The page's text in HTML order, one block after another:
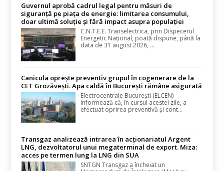
Guvernul aprobă cadrul legal pentru măsuri de
siguranță pe piața de energie: limitarea consumului,
doar ultimă soluție și fără impact asupra populației
C.N.T.E.E. Transelectrica, prin Dispecerul
Energetic Național, poată dispune, până la
data de 31 august 2026, ...
Canicula oprește preventiv grupul în cogenerare de la
CET Grozăvești. Apa caldă în București rămâne asigurată
Electrocentrale București (ELCEN)
informează că, în cursul acestei zile, a
efectuat oprirea preventivă și cont...
Transgaz analizează intrarea în acționariatul Argent
LNG, dezvoltatorul unui megaterminal de export. Miza:
acces pe termen lung la LNG din SUA
SNTGN Transgaz a încheiat un